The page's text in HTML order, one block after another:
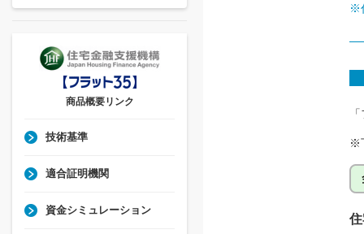
商品概要リンク
技術基準
適合証明機関
資金シミュレーション
※
※